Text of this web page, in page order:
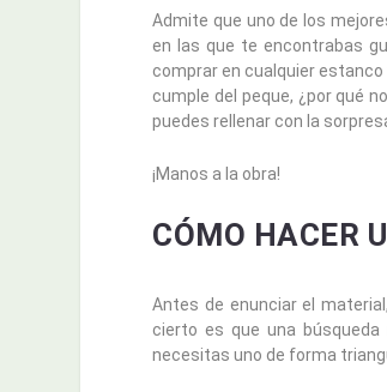
Admite que uno de los
en las que te encontrabas
comprar en cualquier
cumple del peque, ¿por qué
puedes rellenar con la
¡Manos a la obra!
CÓMO HACER
Antes de enunciar el
cierto es que una
necesitas uno de forma